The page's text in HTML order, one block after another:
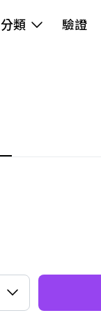
分類 驗證